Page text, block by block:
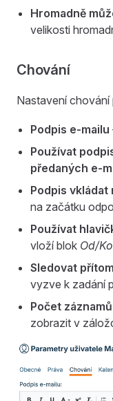
Hromadně
velikosti
Chování
Nastavení
Podpis e-mailu
Používat
předaných e-
Podpis vkládat
na začátku
Používat
vloží blok Od/
Sledovat
vyzve k zadání
Počet
zobrazit v